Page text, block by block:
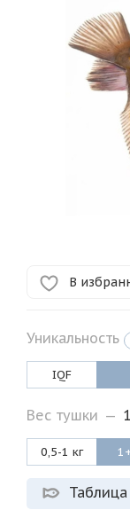
В
Уникальность
IQF
Вес тушки —
0,5-1 кг